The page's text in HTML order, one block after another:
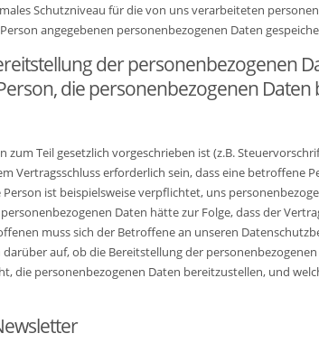
Schutzniveau für die von uns verarbeiteten
angegebenen personenbezogenen Daten
der personenbezogenen
die personenbezogenen Daten
Teil gesetzlich vorgeschrieben ist (z.B.
Vertragsschluss erforderlich sein, dass eine betroffene
ist beispielsweise verpflichtet, uns
Daten hätte zur Folge, dass der
muss sich der Betroffene an unseren
auf, ob die Bereitstellung der
die personenbezogenen Daten bereitzustellen, und